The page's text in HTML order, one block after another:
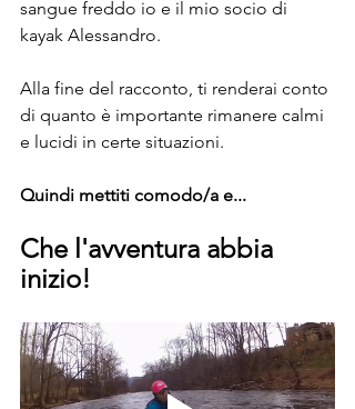
sangue freddo io e il mio socio di
kayak Alessandro.
Alla fine del racconto, ti renderai conto
di quanto è importante rimanere calmi
e lucidi in certe situazioni.
Quindi mettiti comodo/a e...
Che l'avventura abbia
inizio!